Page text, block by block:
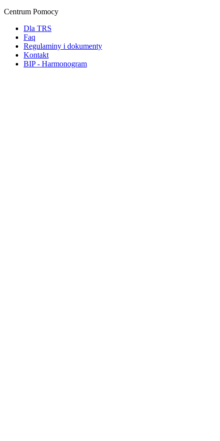
Centrum Pomocy
Dla TRS
Faq
Regulaminy i dokumenty
Kontakt
BIP - Harmonogram